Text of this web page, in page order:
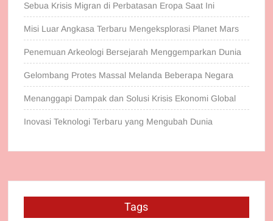
Sebua Krisis Migran di Perbatasan Eropa Saat Ini
Misi Luar Angkasa Terbaru Mengeksplorasi Planet Mars
Penemuan Arkeologi Bersejarah Menggemparkan Dunia
Gelombang Protes Massal Melanda Beberapa Negara
Menanggapi Dampak dan Solusi Krisis Ekonomi Global
Inovasi Teknologi Terbaru yang Mengubah Dunia
Tags